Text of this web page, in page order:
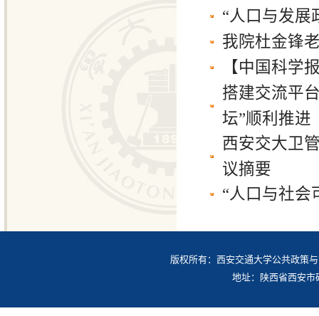
“人口与发展
我院杜金锋
【中国科学
搭建交流平
坛”顺利推进
西安交大卫
议摘要
“人口与社会
版权所有：西安交通大学公共政策
地址：陕西省西安